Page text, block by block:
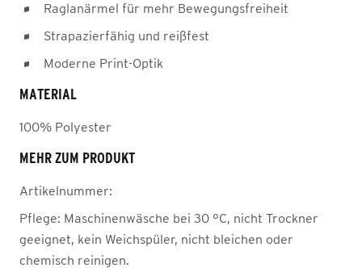
Raglanärmel für mehr Bewegungsfreiheit
Strapazierfähig und reißfest
Moderne Print-Optik
MATERIAL
100% Polyester
MEHR ZUM PRODUKT
Artikelnummer:
Pflege: Maschinenwäsche bei 30 °C, nicht Trockner
geeignet, kein Weichspüler, nicht bleichen oder
chemisch reinigen.